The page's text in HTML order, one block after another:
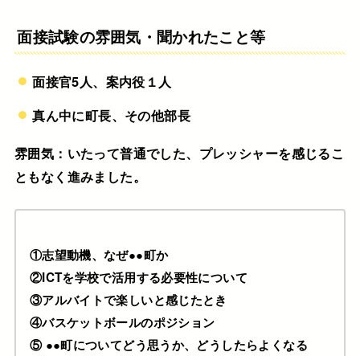
面接試験の雰囲気・聞かれたこと等
面接官5人、案内役１人
真ん中に町長、その他部長
雰囲気：いたって普通でした、プレッシャーを感じるこ
ともなく進みました。
①志望動機、なぜ●●町か
②ICTを学校で活用する必要性について
③アルバイトで楽しいと感じたとき
④バスケットボールのポジション
⑤ ●●町についてどう思うか、どうしたらよくなる